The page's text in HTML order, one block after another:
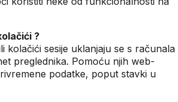
?
kolačići sesije uklanjaju se s računala
preglednika. Pomoću njih web-
podatke, poput stavki u